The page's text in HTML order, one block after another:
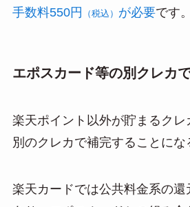
手数料550円 （税込） が必要です。
エポスカード等の別クレカ
楽天ポイント以外が貯まるクレ
別のクレカで補完することにな
楽天カードでは公共料金系の還